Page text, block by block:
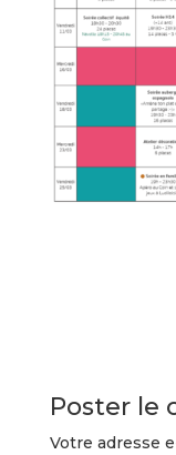
Poster le
Votre adresse